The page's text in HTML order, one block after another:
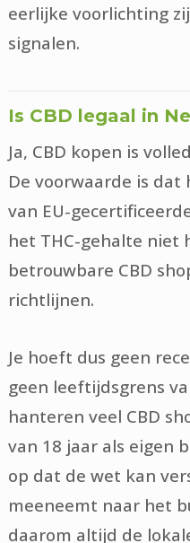
eerlijke voorlichting
signalen.
Is CBD legaal in
Ja, CBD kopen is
De voorwaarde is
van EU-
het THC-gehalte niet
betrouwbare CBD
richtlijnen.
Je hoeft dus geen
geen leeftijdsgrens
hanteren veel CBD
van 18 jaar als eigen
op dat de wet kan
meeneemt naar het
daarom altijd de